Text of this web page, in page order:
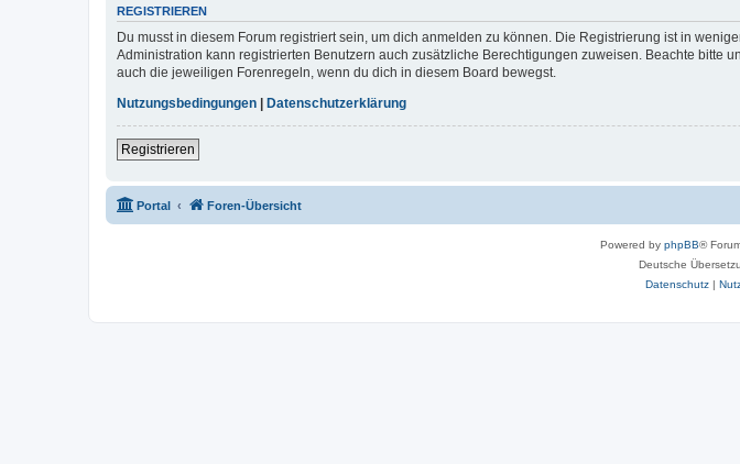
REGISTRIEREN
Du musst in diesem Forum registriert sein, um dich anmelden zu können. Die Registrierung ist in
Administration kann registrierten Benutzern auch zusätzliche Berechtigungen zuweisen. Beachte
auch die jeweiligen Forenregeln, wenn du dich in diesem Board bewegst.
Nutzungsbedingungen | Datenschutzerklärung
Registrieren
Portal Foren-Übersicht
Powered by phpBB®
Deutsche
Datenschutz|